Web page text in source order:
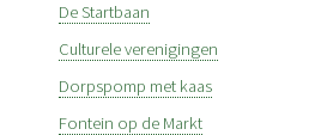
De Startbaan
Culturele verenigingen
Dorpspomp met kaas
Fontein op de Markt